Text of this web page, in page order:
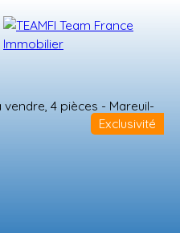
Exclusivité